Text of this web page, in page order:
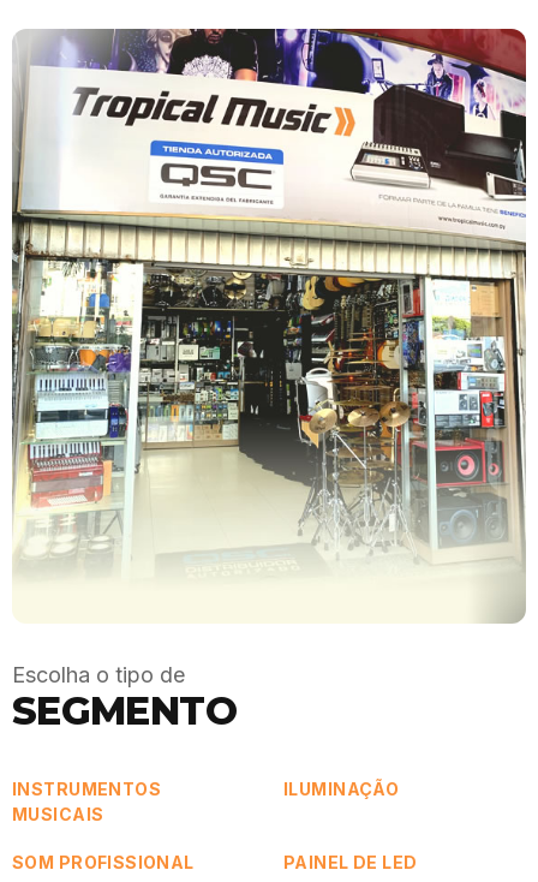
Escolha o tipo de
SEGMENTO
INSTRUMENTOS
MUSICAIS
ILUMINAÇÃO
SOM PROFISSIONAL PAINEL DE LED